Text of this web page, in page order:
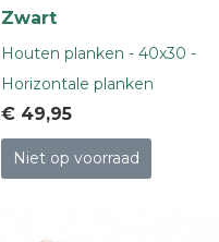
Zwart
Houten planken - 40x30 -
Horizontale planken
€ 49,95
Niet op voorraad